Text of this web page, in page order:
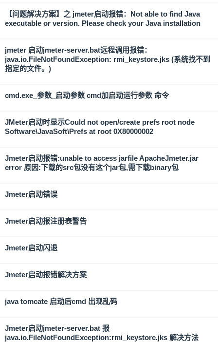
【问题解决方案】之 jmeter启动报错：Not able to find Java
executable or version. Please check your Java installation
jmeter 启动jmeter-server.bat远程调用报错：
java.io.FileNotFoundException: rmi_keystore.jks (系统找不到
指定的文件。)
cmd.exe_参数_启动参数 cmd加启动运行参数 命令
JMeter启动时显示Could not open/create prefs root node
Software\JavaSoft\Prefs at root 0X80000002
Jmeter启动报错:unable to access jarfile ApacheJmeter.jar
error 原因:下载的src包没有这个jar包,需下载binary包
Jmeter启动错误
Jmeter启动报注册表警告
Jmeter启动闪退
Jmeter启动报错解决方案
java tomcate 启动后cmd 出现乱码
Jmeter启动jmeter-server.bat 报
java.io.FileNotFoundException:rmi_keystore.jks 解决方法